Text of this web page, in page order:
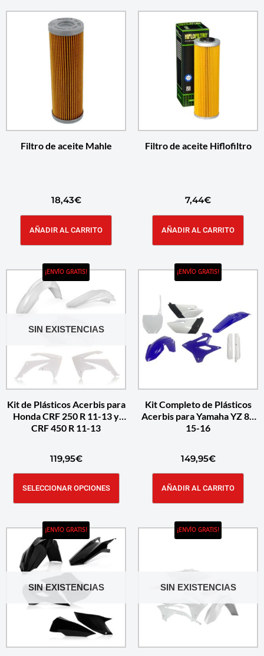
Filtro de aceite Mahle
18,43€
AÑADIR AL CARRITO
Filtro de aceite Hiflofiltro
7,44€
AÑADIR AL CARRITO
SIN EXISTENCIAS
¡ENVÍO GRATIS!
Kit de Plásticos Acerbis para
Honda CRF 250 R 11-13 y
CRF 450 R 11-13
119,95€
SELECCIONAR OPCIONES
¡ENVÍO GRATIS!
Kit Completo de Plásticos
Acerbis para Yamaha YZ 85
15-16
149,95€
AÑADIR AL CARRITO
SIN EXISTENCIAS
¡ENVÍO GRATIS!
SIN EXISTENCIAS
¡ENVÍO GRATIS!